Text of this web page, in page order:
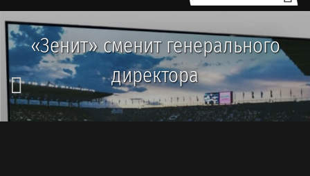
«Зенит» сменит генерального
директора